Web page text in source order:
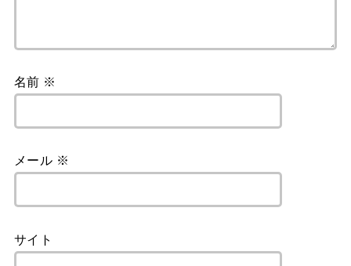
名前 ※
メール ※
サイト